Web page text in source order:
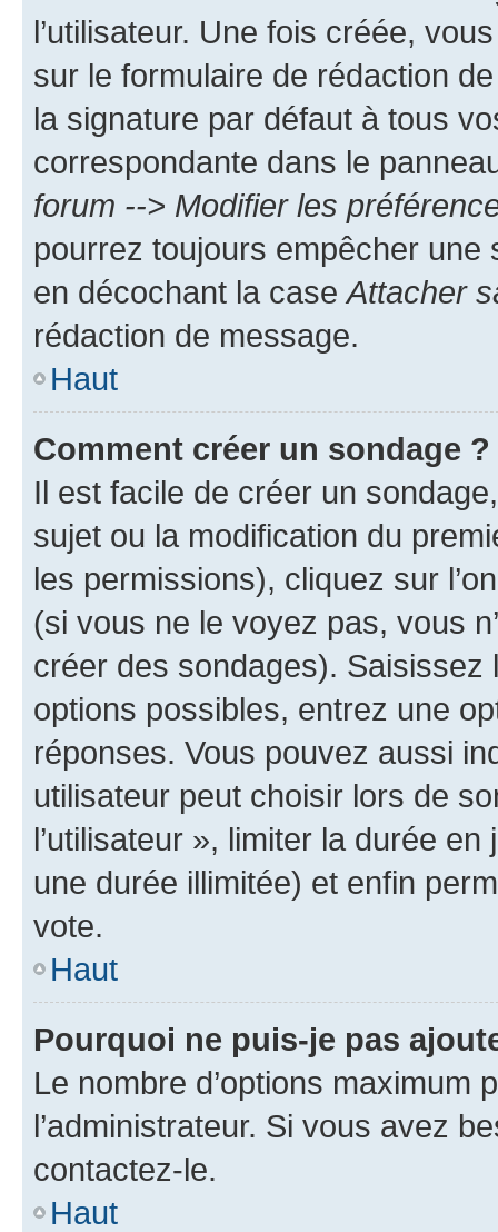
l’utilisateur. Une fois créée,
sur le formulaire de rédaction
la signature par défaut à tous
correspondante dans le
forum --> Modifier les
pourrez toujours empêcher une
en décochant la case Attacher
rédaction de message.
Haut
Comment créer un sondage ?
Il est facile de créer un
sujet ou la modification du
les permissions), cliquez sur
(si vous ne le voyez pas, vous
créer des sondages).
options possibles, entrez une
réponses. Vous pouvez aussi
utilisateur peut choisir lors de
l’utilisateur », limiter la durée
une durée illimitée) et enfin
vote.
Haut
Pourquoi ne puis-je pas
Le nombre d’options maximum
l’administrateur. Si vous avez
contactez-le.
Haut